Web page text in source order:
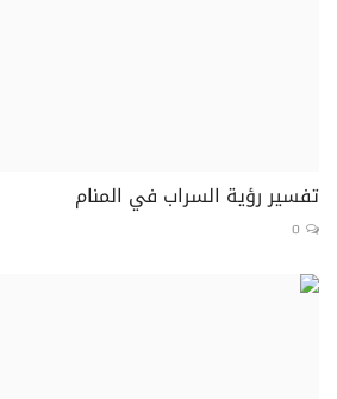
تفسير رؤية السراب في المنام
0